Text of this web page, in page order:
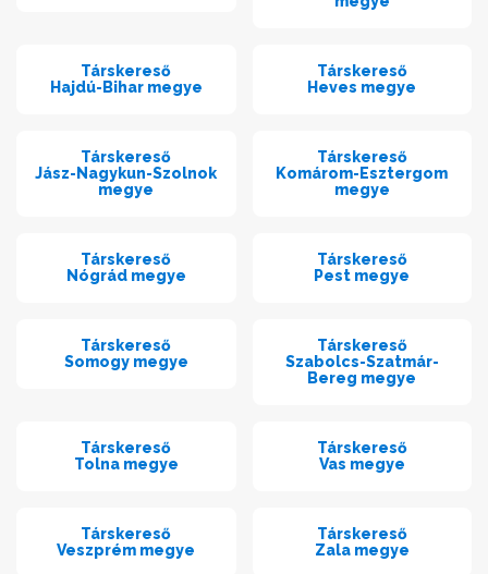
Társkereső
Hajdú-Bihar megye
Társkereső
Heves megye
Társkereső
Jász-Nagykun-Szolnok
megye
Társkereső
Komárom-Esztergom
megye
Társkereső
Nógrád megye
Társkereső
Pest megye
Társkereső
Somogy megye
Társkereső
Szabolcs-Szatmár-
Bereg megye
Társkereső
Tolna megye
Társkereső
Vas megye
Társkereső
Veszprém megye
Társkereső
Zala megye